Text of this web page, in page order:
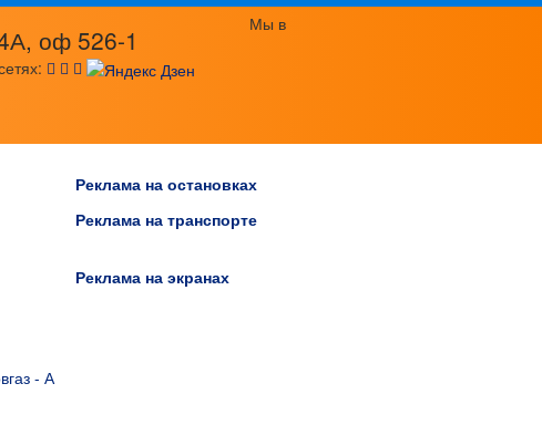
оф 526-1
Мы в
Реклама на остановках
Реклама на транспорте
Реклама на экранах
- А